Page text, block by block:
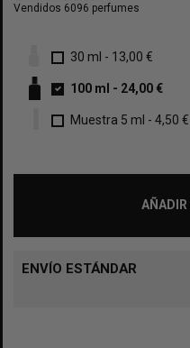
Vendidos 6096 perfumes
30 ml - 13,00 €
100 ml - 24,00 €
Muestra 5 ml - 4,50 €
AÑADIR
ENVÍO ESTÁNDAR